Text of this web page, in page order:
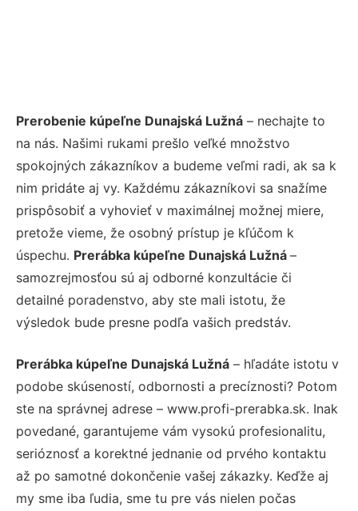
Prerobenie kúpeľne Dunajská Lužná – nechajte to
na nás. Našimi rukami prešlo veľké množstvo
spokojných zákazníkov a budeme veľmi radi, ak sa k
nim pridáte aj vy. Každému zákazníkovi sa snažíme
prispôsobiť a vyhovieť v maximálnej možnej miere,
pretože vieme, že osobný prístup je kľúčom k
úspechu. Prerábka kúpeľne Dunajská Lužná –
samozrejmosťou sú aj odborné konzultácie či
detailné poradenstvo, aby ste mali istotu, že
výsledok bude presne podľa vašich predstáv.
Prerábka kúpeľne Dunajská Lužná – hľadáte istotu v
podobe skúseností, odbornosti a precíznosti? Potom
ste na správnej adrese – www.profi-prerabka.sk. Inak
povedané, garantujeme vám vysokú profesionalitu,
serióznosť a korektné jednanie od prvého kontaktu
až po samotné dokončenie vašej zákazky. Keďže aj
my sme iba ľudia, sme tu pre vás nielen počas